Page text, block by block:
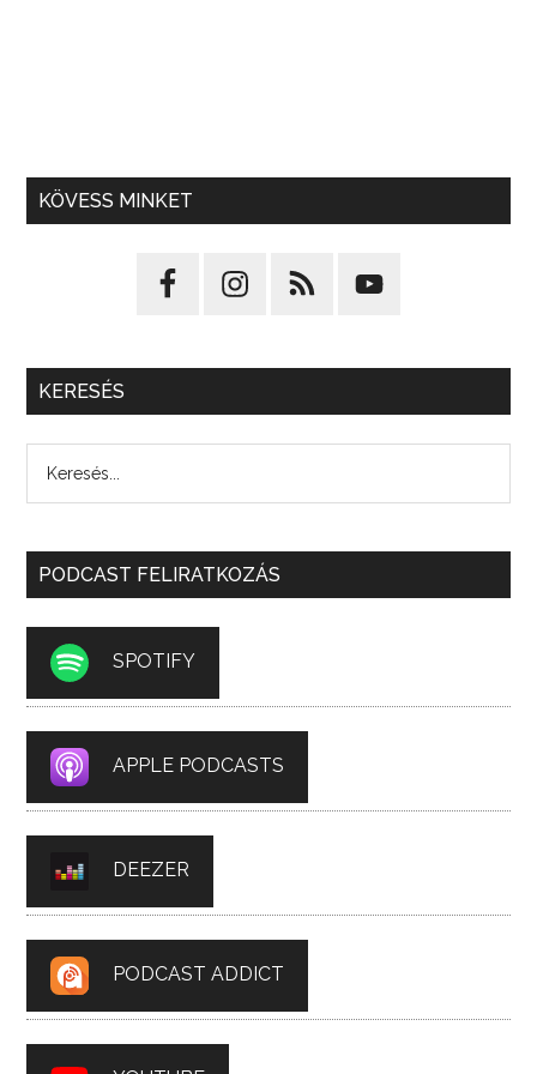
KÖVESS MINKET
KERESÉS
PODCAST FELIRATKOZÁS
SPOTIFY
APPLE PODCASTS
DEEZER
PODCAST ADDICT